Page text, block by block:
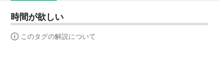
時間が欲しい
このタグの解説について